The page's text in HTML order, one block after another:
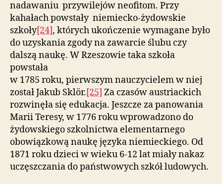
nadawaniu przywilejów neofitom. Przy
kahałach powstały niemiecko-żydowskie
szkoły[24], których ukończenie wymagane było
do uzyskania zgody na zawarcie ślubu czy
dalszą naukę. W Rzeszowie taka szkoła
powstała
w 1785 roku, pierwszym nauczycielem w niej
został Jakub Sklör.[25] Za czasów austriackich
rozwinęła się edukacja. Jeszcze za panowania
Marii Teresy, w 1776 roku wprowadzono do
żydowskiego szkolnictwa elementarnego
obowiązkową naukę języka niemieckiego. Od
1871 roku dzieci w wieku 6-12 lat miały nakaz
uczęszczania do państwowych szkół ludowych.